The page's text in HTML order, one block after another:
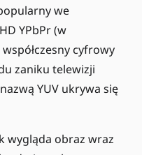
we
YPbPr (w
cyfrowy
zaniku telewizji
YUV ukrywa się
wygląda obraz wraz